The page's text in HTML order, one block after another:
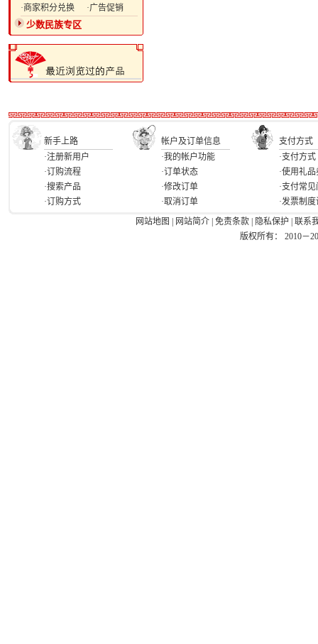
·商家积分兑换
·广告促销
少数民族专区
新手上路 帐户及订单信息
支付方式
·注册新用户
·订购流程
·搜索产品
·订购方式
·我的帐户功能
·订单状态
·修改订单
·取消订单
·支付方式
·使用礼品
·支付常
·发票制
网站地图
网站简介 免责条款 隐私保护
联系
版权所有： 2010－